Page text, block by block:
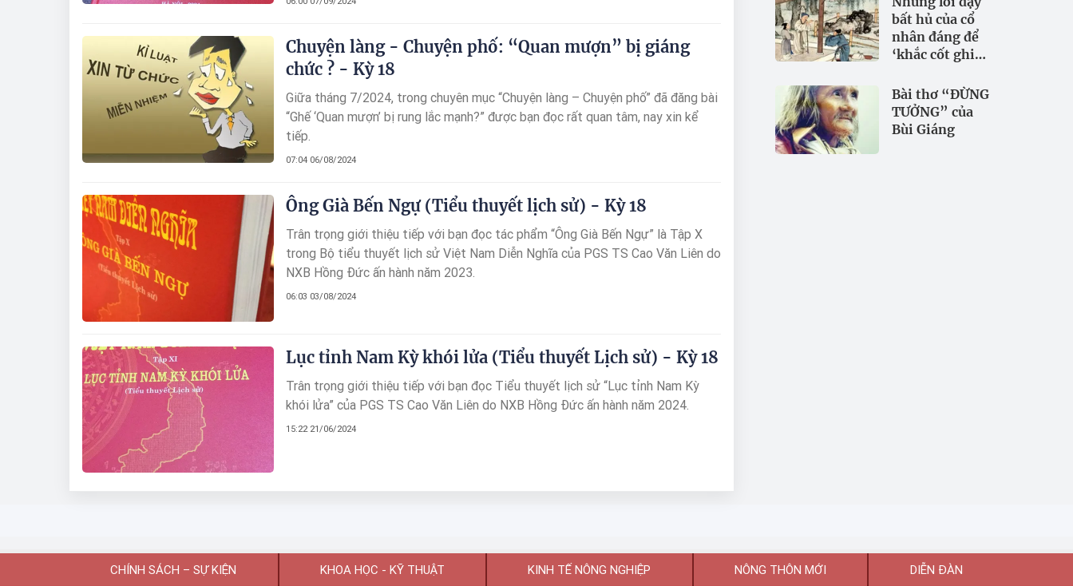
Chuyện làng - Chuyện phố: “Quan mượn” bị giáng
chức ? - Kỳ 18
Giữa tháng 7/2024, trong chuyên mục “Chuyện làng – Chuyện phố” đã đăng bài
“Ghế ‘Quan mượn’ bị rung lắc mạnh?” được bạn đọc rất quan tâm, nay xin kể
tiếp.
07:04 06/08/2024
Ông Già Bến Ngự (Tiểu thuyết lịch sử) - Kỳ 18
Trân trọng giới thiệu tiếp với bạn đọc tác phẩm “Ông Già Bến Ngự” là Tập X
trong Bộ tiểu thuyết lịch sử Việt Nam Diễn Nghĩa của PGS TS Cao Văn Liên do
NXB Hồng Đức ấn hành năm 2023.
06:03 03/08/2024
Lục tỉnh Nam Kỳ khói lửa (Tiểu thuyết Lịch sử) - Kỳ 18
Trân trọng giới thiệu tiếp với bạn đọc Tiểu thuyết lịch sử “Lục tỉnh Nam Kỳ
khói lửa” của PGS TS Cao Văn Liên do NXB Hồng Đức ấn hành năm 2024.
15:22 21/06/2024
bất hủ của cổ
nhân đáng để
‘khắc cốt ghi
Bài thơ “ĐỪNG
TƯỞNG” của
Bùi Giáng
CHÍNH SÁCH – SỰ KIỆN KHOA HỌC - KỸ THUẬT KINH TẾ NÔNG NGHIỆP NÔNG THÔN MỚI DIỄN ĐÀN